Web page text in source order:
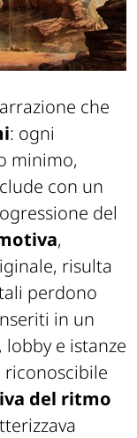
che
: ogni
minimo,
con un
del
,
risulta
perdono
in un
e istanze
del ritmo